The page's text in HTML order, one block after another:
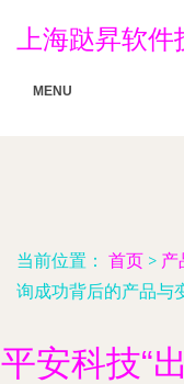
上海跶昇软
MENU
当前位置： 首页 > 产
询成功背后的产品与
平安科技“